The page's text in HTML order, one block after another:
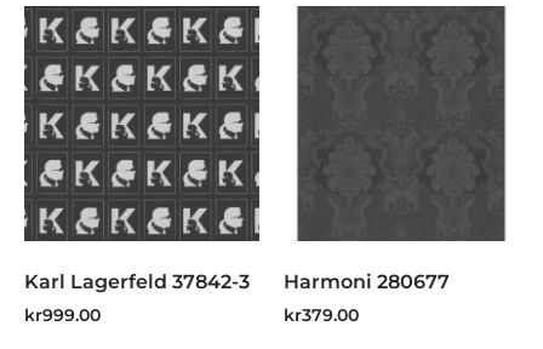
Karl Lagerfeld 37842-3
kr999.00
Harmoni 280677
kr379.00